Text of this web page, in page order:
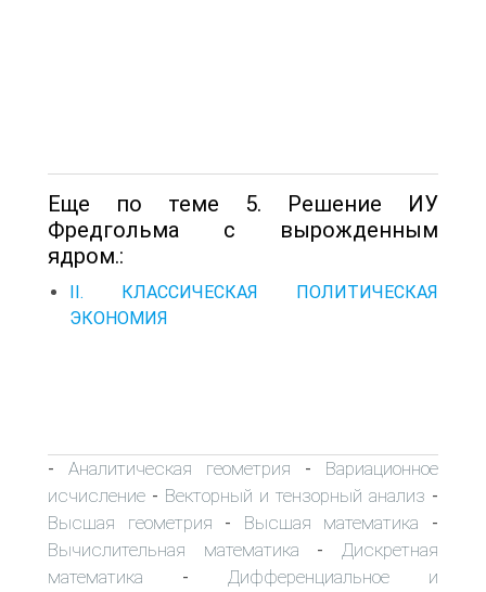
Еще по теме 5. Решение ИУ
Фредгольма с вырожденным
ядром.:
II. КЛАССИЧЕСКАЯ ПОЛИТИЧЕСКАЯ
ЭКОНОМИЯ
- Аналитическая геометрия - Вариационное
исчисление - Векторный и тензорный анализ -
Высшая геометрия - Высшая математика -
Вычислительная математика -Дискретная
математика - Дифференциальное и